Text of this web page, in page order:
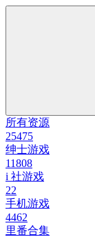
所有资源
25475
绅士游戏
11808
i 社游戏
22
手机游戏
4462
里番合集